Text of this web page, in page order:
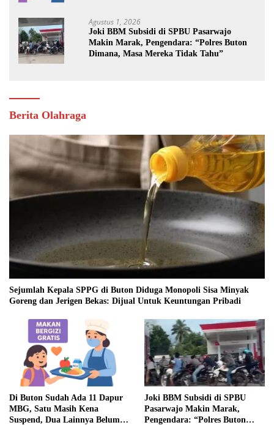
Agustus 1, 2026
Joki BBM Subsidi di SPBU Pasarwajo
Makin Marak, Pengendara: “Polres Buton
Dimana, Masa Mereka Tidak Tahu”
Berita Olahraga
Sejumlah Kepala SPPG di Buton Diduga Monopoli Sisa Minyak
Goreng dan Jerigen Bekas: Dijual Untuk Keuntungan Pribadi
Di Buton Sudah Ada 11 Dapur
MBG, Satu Masih Kena
Suspend, Dua Lainnya Belum
Joki BBM Subsidi di SPBU
Pasarwajo Makin Marak,
Pengendara: “Polres Buton